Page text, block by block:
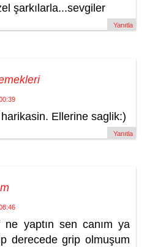
şarkılarla...sevgiler
Yanıtla
Ellerine saglik:)
Yanıtla
yaptın sen canım ya
derecede grip olmuşum